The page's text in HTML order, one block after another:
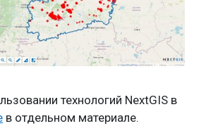
технологий NextGIS в
в отдельном материале.